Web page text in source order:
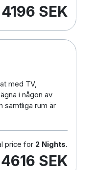
4196 SEK
med TV,
i någon av
samtliga rum är
price for 2 Nights.
4616 SEK